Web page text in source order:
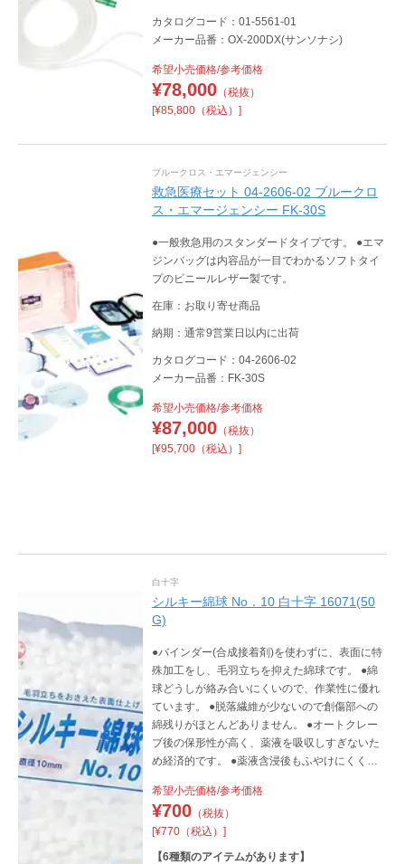
カタログコード：01-5561-01
メーカー品番：OX-200DX(サンソナシ)
希望小売価格/参考価格
¥78,000（税抜）
[¥85,800（税込）]
ブルークロス・エマージェンシー
救急医療セット 04-2606-02 ブルークロ
ス・エマージェンシー FK-30S
●一般救急用のスタンダードタイプです。 ●エマ
ジンバッグは内容品が一目でわかるソフトタイ
プのビニールレザー製です。
在庫：お取り寄せ商品
納期：通常9営業日以内に出荷
カタログコード：04-2606-02
メーカー品番：FK-30S
希望小売価格/参考価格
¥87,000（税抜）
[¥95,700（税込）]
白十字
シルキー綿球 No．10 白十字 16071(50
G)
●バインダー(合成接着剤)を使わずに、表面に特
殊加工をし、毛羽立ちを抑えた綿球です。 ●綿
球どうしが絡み合いにくいので、作業性に優れ
ています。 ●脱落繊維が少ないので創傷部への
綿残りがほとんどありません。 ●オートクレー
ブ後の保形性が高く、薬液を吸収しすぎないた
め経済的です。 ●薬液含浸後もふやけにくく、
希望小売価格/参考価格
¥700（税抜）
[¥770（税込）]
【6種類のアイテムがあります】